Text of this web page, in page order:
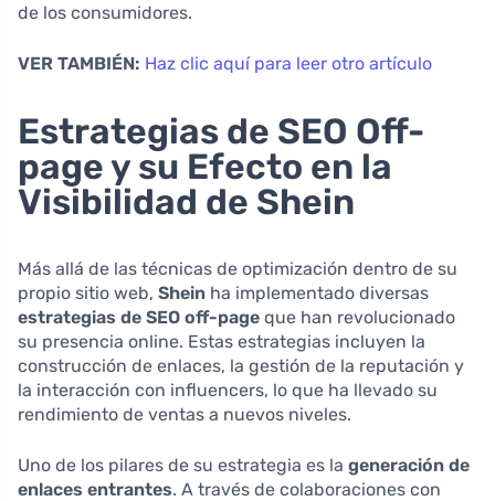
de los consumidores.
VER TAMBIÉN: Haz clic aquí para leer otro artículo
Estrategias de SEO Off-
page y su Efecto en la
Visibilidad de Shein
Más allá de las técnicas de optimización dentro de su
propio sitio web, Shein ha implementado diversas
estrategias de SEO off-page que han revolucionado
su presencia online. Estas estrategias incluyen la
construcción de enlaces, la gestión de la reputación y
la interacción con influencers, lo que ha llevado su
rendimiento de ventas a nuevos niveles.
Uno de los pilares de su estrategia es la generación de
enlaces entrantes. A través de colaboraciones con